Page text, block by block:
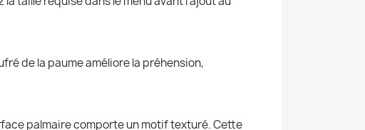
de la paume améliore la préhension,
palmaire comporte un motif texturé. Cette